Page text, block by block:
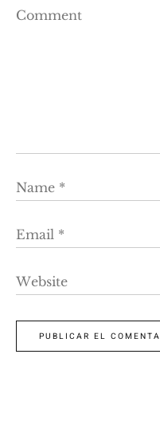
Comment
Name *
Email *
Website
PUBLICAR EL